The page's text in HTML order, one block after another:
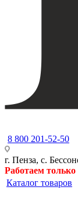
8 800 201-52-50
г. Пенза, с.
Работаем
Каталог товаров